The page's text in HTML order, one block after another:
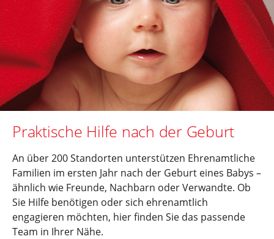
Praktische Hilfe nach der Geburt
An über 200 Standorten unterstützen Ehrenamtliche
Familien im ersten Jahr nach der Geburt eines Babys –
ähnlich wie Freunde, Nachbarn oder Verwandte. Ob
Sie Hilfe benötigen oder sich ehrenamtlich
engagieren möchten, hier finden Sie das passende
Team in Ihrer Nähe.